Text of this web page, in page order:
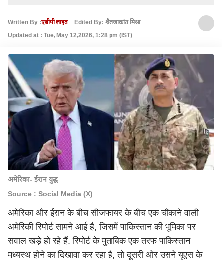
Written By :एबीपी लाइव
Edited By: शैलजाकांत मिश्रा
Updated at : Tue, May 12,2026, 1:28 pm (IST)
अमेरिका- ईरान युद्ध
Source : Social Media (X)
अमेरिका और ईरान के बीच सीजफायर के बीच एक चौंकाने वाली
अमेरिकी रिपोर्ट सामने आई है, जिसमें पाकिस्तान की भूमिका पर
सवाल खड़े हो रहे हैं. रिपोर्ट के मुताबिक एक तरफ पाकिस्तान
मध्यस्थ होने का दिखावा कर रहा है, तो दूसरी ओर उसने यूएस के